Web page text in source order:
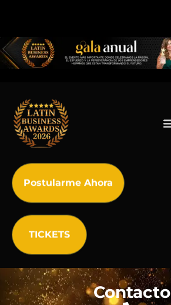
Postularme Ahora
TICKETS
Contacto